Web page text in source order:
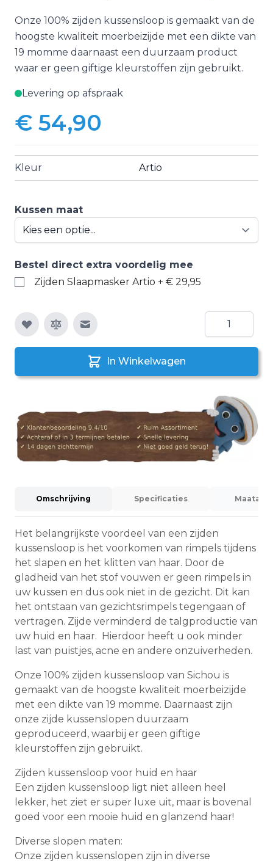
Onze 100% zijden kussensloop is gemaakt van de
hoogste kwaliteit moerbeizijde met een dikte van
19 momme daarnaast een duurzaam product
waar er geen giftige kleurstoffen zijn gebruikt.
Levering op afspraak
Vanaf:
€ 54,90
Kleur Artio
Kussen maat
Bestel direct extra voordelig mee
Zijden Slaapmasker Artio + € 29,95
E-mail naar een vriend
Aantal
In Winkelwagen
Omschrijving Specificaties
Het belangrijkste voordeel van een zijden
kussensloop is het voorkomen van rimpels tijdens
het slapen en het klitten van haar. Door de
gladheid van het stof vouwen er geen rimpels in
uw kussen en dus ook niet in de gezicht. Dit kan
het ontstaan van gezichtsrimpels tegengaan of
vertragen. Zijde verminderd de talgproductie van
uw huid en haar. Hierdoor heeft u ook minder
last van puistjes, acne en andere onzuiverheden.
Onze 100% zijden kussensloop van Sichou is
gemaakt van de hoogste kwaliteit moerbeizijde
met een dikte van 19 momme. Daarnaast zijn
onze zijde kussenslopen duurzaam
geproduceerd, waarbij er geen giftige
kleurstoffen zijn gebruikt.
Zijden kussensloop voor huid en haar
Een zijden kussensloop ligt niet alleen heel
lekker, het ziet er super luxe uit, maar is bovenal
goed voor een mooie huid en glanzend haar!
Diverse slopen maten:
Onze zijden kussenslopen zijn in diverse